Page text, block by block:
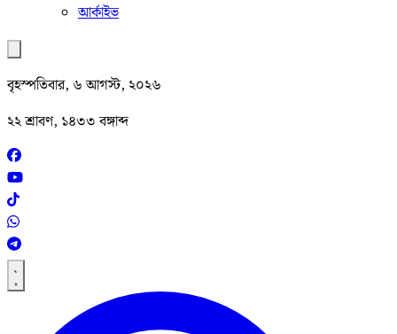
আর্কাইভ
বৃহস্পতিবার, ৬ আগস্ট, ২০২৬
২২ শ্রাবণ, ১৪৩৩ বঙ্গাব্দ